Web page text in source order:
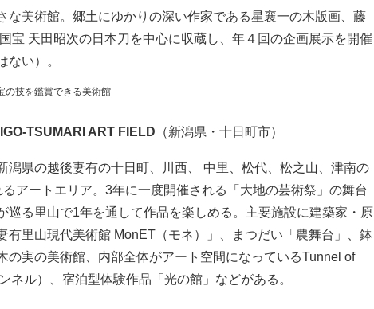
な美術館。郷土にゆかりの深い作家である星襄一の木版画、藤
宝 天田昭次の日本刀を中心に収蔵し、年４回の企画展示を開催
ない）。
の技を鑑賞できる美術館
TSUMARI ART FIELD （新潟県・十日町市）
潟県の越後妻有の十日町、川西、 中里、松代、松之山、津南の
アートエリア。3年に一度開催される「大地の芸術祭」の舞台
巡る里山で1年を通して作品を楽しめる。主要施設に建築家・原
有里山現代美術館 MonET（モネ）」、まつだい「農舞台」、鉢
実の美術館、内部全体がアート空間になっているTunnel of
ネル）、宿泊型体験作品「光の館」などがある。